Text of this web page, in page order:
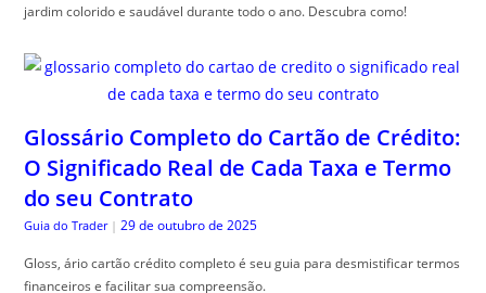
jardim colorido e saudável durante todo o ano. Descubra como!
Glossário Completo do Cartão de Crédito:
O Significado Real de Cada Taxa e Termo
do seu Contrato
Guia do Trader | 29 de outubro de 2025
Gloss, ário cartão crédito completo é seu guia para desmistificar termos
financeiros e facilitar sua compreensão.